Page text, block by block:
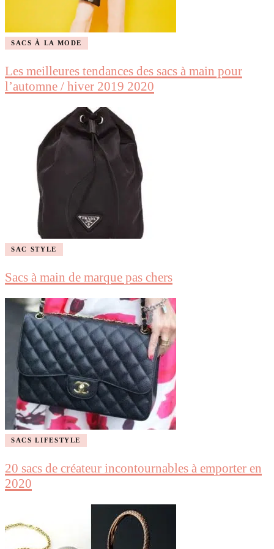
SACS À LA MODE
Les meilleures tendances des sacs à main pour
l’automne / hiver 2019 2020
SAC STYLE
Sacs à main de marque pas chers
SACS LIFESTYLE
20 sacs de créateur incontournables à emporter en
2020